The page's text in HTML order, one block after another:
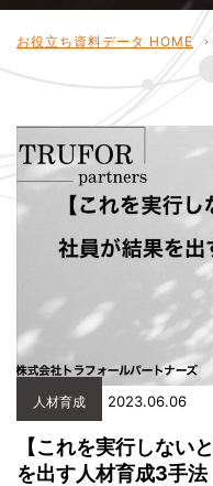
お役立ち資料データ HOME
人材育成 2023.06.06
【これを実行しない
を出す人材育成3手法